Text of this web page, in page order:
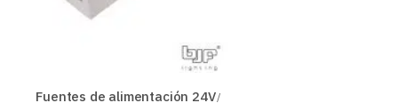
Fuentes de alimentación 24V